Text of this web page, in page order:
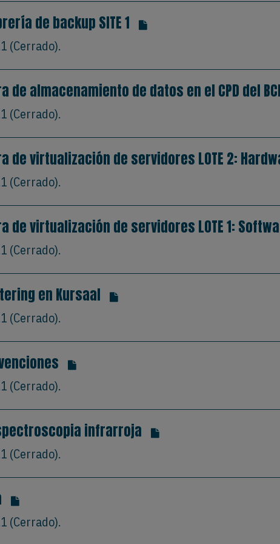
de backup SITE 1
(Cerrado).
almacenamiento de datos en el CPD del
(Cerrado).
de virtualización de servidores LOTE 2:
(Cerrado).
de virtualización de servidores LOTE 1:
(Cerrado).
en Kursaal
(Cerrado).
(Cerrado).
infrarroja
(Cerrado).
(Cerrado).